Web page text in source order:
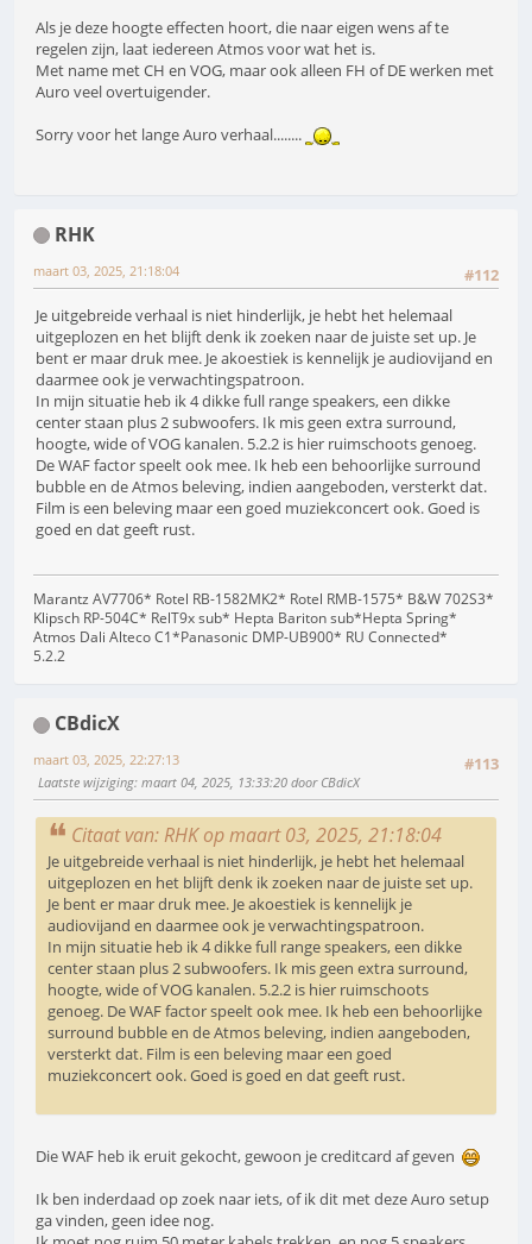
Als je deze hoogte effecten hoort, die naar eigen wens af te
regelen zijn, laat iedereen Atmos voor wat het is.
Met name met CH en VOG, maar ook alleen FH of DE werken met
Auro veel overtuigender.
Sorry voor het lange Auro verhaal........
RHK
#112
maart 03, 2025, 21:18:04
Je uitgebreide verhaal is niet hinderlijk, je hebt het helemaal
uitgeplozen en het blijft denk ik zoeken naar de juiste set up. Je
bent er maar druk mee. Je akoestiek is kennelijk je audiovijand en
daarmee ook je verwachtingspatroon.
In mijn situatie heb ik 4 dikke full range speakers, een dikke
center staan plus 2 subwoofers. Ik mis geen extra surround,
hoogte, wide of VOG kanalen. 5.2.2 is hier ruimschoots genoeg.
De WAF factor speelt ook mee. Ik heb een behoorlijke surround
bubble en de Atmos beleving, indien aangeboden, versterkt dat.
Film is een beleving maar een goed muziekconcert ook. Goed is
goed en dat geeft rust.
Marantz AV7706* Rotel RB-1582MK2* Rotel RMB-1575* B&W 702S3*
Klipsch RP-504C* RelT9x sub* Hepta Bariton sub*Hepta Spring*
Atmos Dali Alteco C1*Panasonic DMP-UB900* RU Connected*
5.2.2
CBdicX
#113
maart 03, 2025, 22:27:13
Laatste wijziging: maart 04, 2025, 13:33:20 door CBdicX
Citaat van: RHK op maart 03, 2025, 21:18:04
Je uitgebreide verhaal is niet hinderlijk, je hebt het helemaal
uitgeplozen en het blijft denk ik zoeken naar de juiste set up.
Je bent er maar druk mee. Je akoestiek is kennelijk je
audiovijand en daarmee ook je verwachtingspatroon.
In mijn situatie heb ik 4 dikke full range speakers, een dikke
center staan plus 2 subwoofers. Ik mis geen extra surround,
hoogte, wide of VOG kanalen. 5.2.2 is hier ruimschoots
genoeg. De WAF factor speelt ook mee. Ik heb een behoorlijke
surround bubble en de Atmos beleving, indien aangeboden,
versterkt dat. Film is een beleving maar een goed
muziekconcert ook. Goed is goed en dat geeft rust.
Die WAF heb ik eruit gekocht, gewoon je creditcard af geven
Ik ben inderdaad op zoek naar iets, of ik dit met deze Auro setup
ga vinden, geen idee nog.